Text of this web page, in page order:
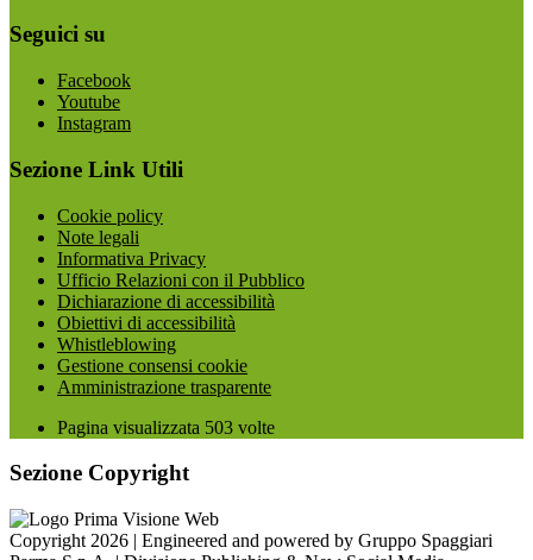
Seguici su
Facebook
Youtube
Instagram
Sezione Link Utili
Cookie policy
Note legali
Informativa Privacy
Ufficio Relazioni con il Pubblico
Dichiarazione di accessibilità
Obiettivi di accessibilità
Whistleblowing
Gestione consensi cookie
Amministrazione trasparente
Pagina visualizzata 503 volte
Sezione Copyright
Copyright 2026 | Engineered and powered by Gruppo Spaggiari